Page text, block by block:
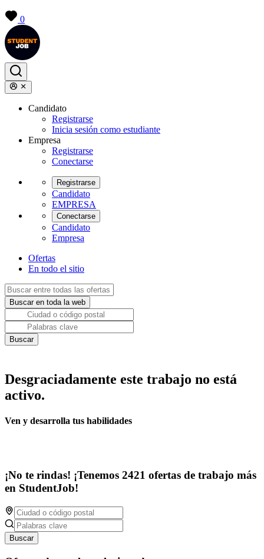
0
Candidato
Registrarse
Inicia sesión como estudiante
Empresa
Registrarse
Conectarse
Registrarse
Candidato
EMPRESA
Conectarse
Candidato
Empresa
Ofertas
En todo el sitio
Desgraciadamente este trabajo no está
activo.
Ven y desarrolla tus habilidades
¡No te rindas! ¡Tenemos 2421 ofertas de trabajo más
en StudentJob!
Buscar